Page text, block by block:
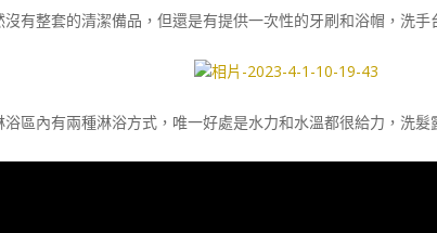
沒有整套的清潔備品，但還是有提供一次性的牙刷和浴帽，洗手
浴區內有兩種淋浴方式，唯一好處是水力和水溫都很給力，洗髮